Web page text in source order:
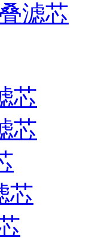
滤芯
芯
芯
芯